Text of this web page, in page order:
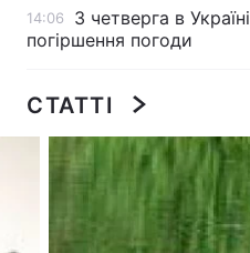
Економіка
Спорт
Техно і зв'язок
Здоров'я
14:06
З четверга в
погіршення погоди
СТАТТІ